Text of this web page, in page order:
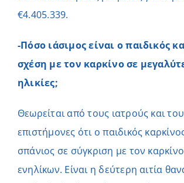
€4.405.339.
-Πόσο ιάσιμος είναι ο παιδικός
σχέση με τον καρκίνο σε
ηλικίες;
Θεωρείται από τους ιατρούς και
επιστήμονες ότι ο παιδικός
σπάνιος σε σύγκριση με τον
ενηλίκων. Είναι η δεύτερη αιτία